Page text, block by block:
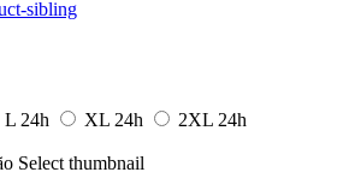
L 24h XL 24h 2XL 24h